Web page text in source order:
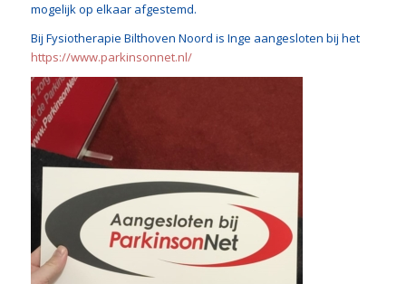
mogelijk op elkaar afgestemd.
Bij Fysiotherapie Bilthoven Noord is Inge aangesloten bij het
https://www.parkinsonnet.nl/